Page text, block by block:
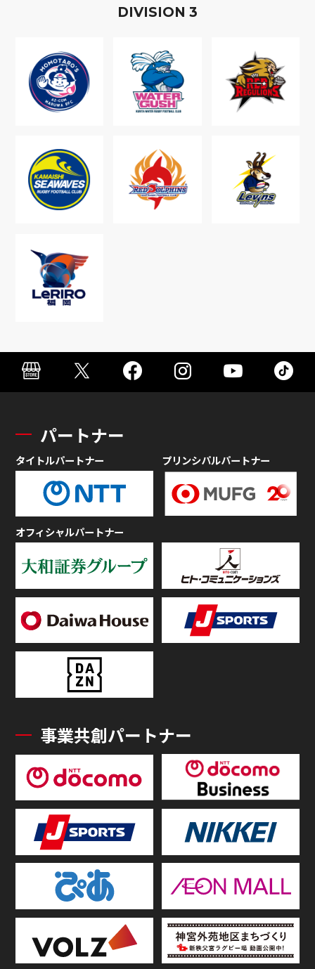
DIVISION 3
パートナー
タイトルパートナー プリンシパルパートナー
オフィシャルパートナー
事業共創パートナー